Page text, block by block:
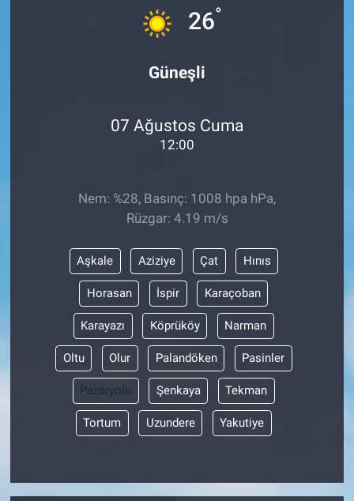
26°
Güneşli
07 Ağustos Cuma
12:00
Nem: %28, Basınç: 1008 hpa hPa,
Rüzgar: 4.19 m/s
Aşkale Aziziye Çat Hınıs
Horasan İspir Karaçoban
Karayazı Köprüköy Narman
Oltu Olur Palandöken Pasinler
Pazaryolu Şenkaya Tekman
Tortum Uzundere Yakutiye